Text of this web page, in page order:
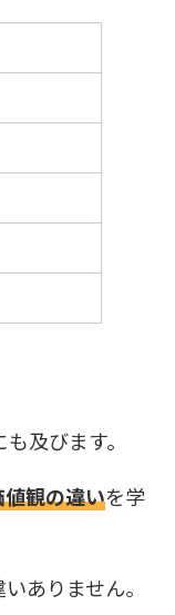
も及びます。
観の違いを学
ありません。